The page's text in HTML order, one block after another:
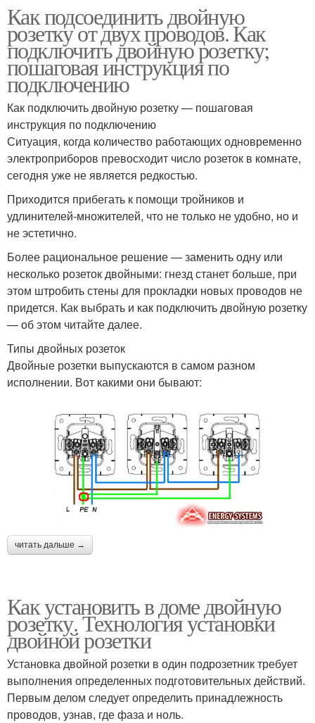
Как подсоединить двойную
розетку от двух проводов. Как
подключить двойную розетку;
пошаговая инструкция по
подключению
Как подключить двойную розетку — пошаговая
инструкция по подключению
Ситуация, когда количество работающих одновременно
электроприборов превосходит число розеток в комнате,
сегодня уже не является редкостью.
Приходится прибегать к помощи тройников и
удлинителей-множителей, что не только не удобно, но и
не эстетично.
Более рациональное решение — заменить одну или
несколько розеток двойными: гнезд станет больше, при
этом штробить стены для прокладки новых проводов не
придется. Как выбрать и как подключить двойную розетку
— об этом читайте далее.
Типы двойных розеток
Двойные розетки выпускаются в самом разном
исполнении. Вот какими они бывают:
читать дальше →
Как установить в доме двойную
розетку. Технология установки
двойной розетки
Установка двойной розетки в один подрозетник требует
выполнения определенных подготовительных действий.
Первым делом следует определить принадлежность
проводов, узнав, где фаза и ноль.